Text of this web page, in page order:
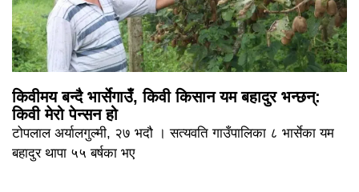
किवीमय बन्दै भार्सेगाउँ, किवी किसान यम बहादुर भन्छन्:
किवी मेरो पेन्सन हो
टोपलाल अर्यालगुल्मी, २७ भदौ । सत्यवति गाउँपालिका ८ भार्सेका यम
बहादुर थापा ५५ बर्षका भए